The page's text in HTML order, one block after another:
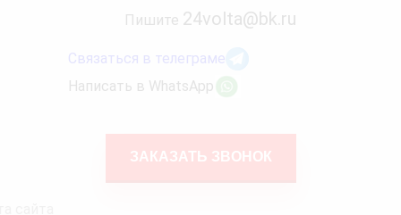
Пишите 24volta@bk.ru
Связаться в телеграме
Написать в WhatsApp
ЗАКАЗАТЬ ЗВОНОК